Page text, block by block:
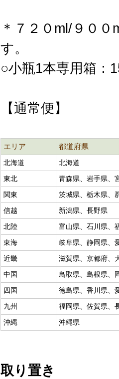
＊７２０ml/９０
す。
○小瓶1本専用箱
【通常便】
エリア 都道府県
北海道
北海道
東北
青森県、岩手県、
関東
茨城県、栃木県、
信越
新潟県、長野県
北陸
富山県、石川県、
東海
岐阜県、静岡県、
近畿
滋賀県、京都府、
中国
鳥取県、島根県、
四国
徳島県、香川県、
九州
福岡県、佐賀県、
沖縄
沖縄県
取り置き